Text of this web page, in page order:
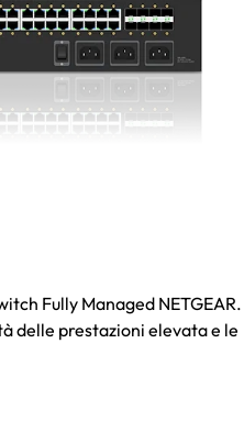
Fully Managed NETGEAR.
delle prestazioni elevata e le